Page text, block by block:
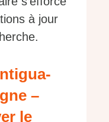
à jour
–
le